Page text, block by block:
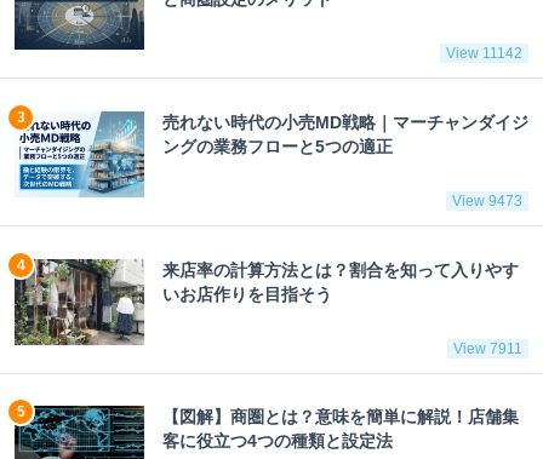
View 11142
売れない時代の小売MD戦略｜マーチャンダイジ
ングの業務フローと5つの適正
View 9473
来店率の計算方法とは？割合を知って入りやす
いお店作りを目指そう
View 7911
【図解】商圏とは？意味を簡単に解説！店舗集
客に役立つ4つの種類と設定法